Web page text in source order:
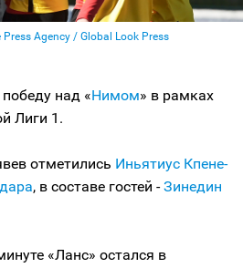
Agency / Global Look Press
над «Нимом» в рамках
Лиги 1.
отметились Иньятиус Кпене-
, в составе гостей -Зинедин
«Ланс» остался в